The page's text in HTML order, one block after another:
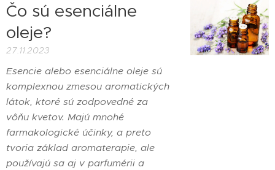
Čo sú esenciálne
oleje?
27.11.2023
Esencie alebo esenciálne oleje sú
komplexnou zmesou aromatických
látok, ktoré sú zodpovedné za
vôňu kvetov. Majú mnohé
farmakologické účinky, a preto
tvoria základ aromaterapie, ale
používajú sa aj v parfumérii a